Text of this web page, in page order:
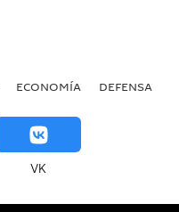
ECONOMÍA DEFENSA
VK